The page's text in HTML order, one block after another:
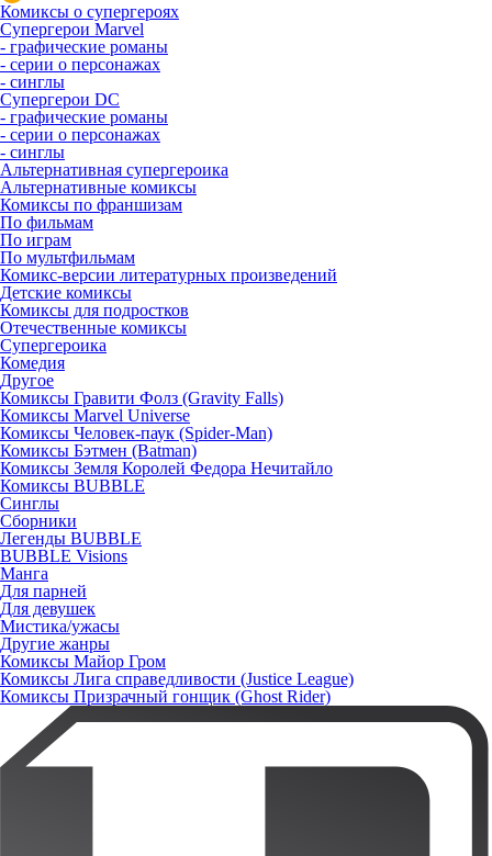
Комиксы о супергероях
Супергерои Marvel
- графические романы
- серии о персонажах
- синглы
Супергерои DC
- графические романы
- серии о персонажах
- синглы
Альтернативная супергероика
Альтернативные комиксы
Комиксы по франшизам
По фильмам
По играм
По мультфильмам
Комикс-версии литературных произведений
Детские комиксы
Комиксы для подростков
Отечественные комиксы
Супергероика
Комедия
Другое
Комиксы Гравити Фолз (Gravity Falls)
Комиксы Marvel Universe
Комиксы Человек-паук (Spider-Man)
Комиксы Бэтмен (Batman)
Комиксы Земля Королей Федора Нечитайло
Комиксы BUBBLE
Синглы
Сборники
Легенды BUBBLE
BUBBLE Visions
Манга
Для парней
Для девушек
Мистика/ужасы
Другие жанры
Комиксы Майор Гром
Комиксы Лига справедливости (Justice League)
Комиксы Призрачный гонщик (Ghost Rider)